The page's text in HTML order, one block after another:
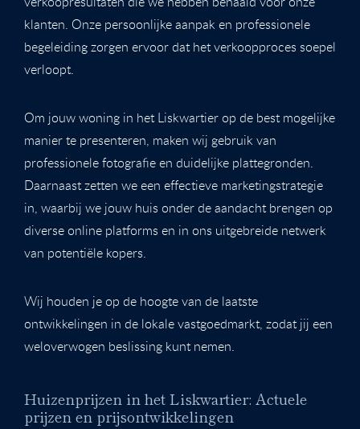
klanten. Onze persoonlijke aanpak en professionele
begeleiding zorgen ervoor dat het verkoopproces soepel
verloopt.
Om jouw woning in het Liskwartier op de best mogelijke
manier te presenteren, maken wij gebruik van
professionele fotografie en duidelijke plattegronden.
Daarnaast zetten we een effectieve marketingstrategie
in, waarbij we jouw huis onder de aandacht brengen op
diverse online platforms en in ons uitgebreide netwerk
van potentiële kopers.
Wij houden je op de hoogte van de laatste
ontwikkelingen in de lokale vastgoedmarkt, zodat jij een
weloverwogen beslissing kunt nemen.
Huizenprijzen in het Liskwartier: Actuele
prijzen en prijsontwikkelingen